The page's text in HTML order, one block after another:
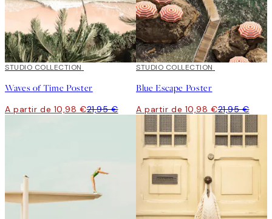
50%*
STUDIO COLLECTION
Waves of Time Poster
A partir de 10,98 €21,95 €
50%*
STUDIO COLLECTION
Blue Escape Poster
A partir de 10,98 €21,95 €